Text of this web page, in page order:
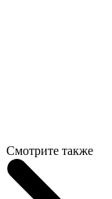
Смотрите также